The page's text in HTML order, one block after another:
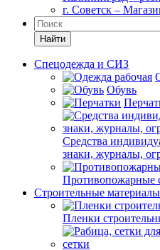
г. Советск –
Найти
Спецодежда и СИЗ
Обувь
Средства
знаки, журналы,
Противопожарные
Строительные материалы
Пленки